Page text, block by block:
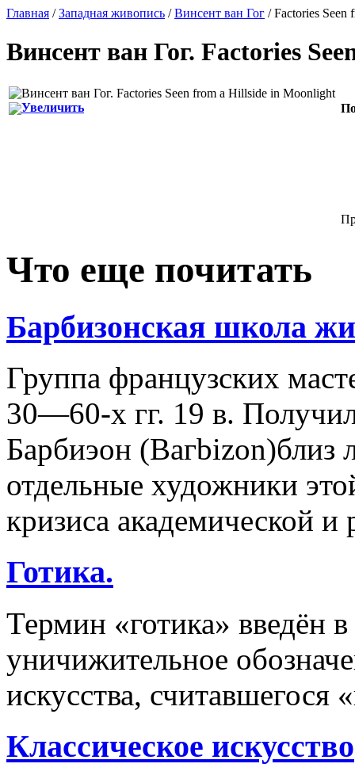
Главная /Западная живопись /Винсент ван Гог / Factories
Винсент ван Гог. Factories
Увеличить
Что еще почитать
Барбизонская школа
Группа французских
30—60-х гг. 19 в.
Барбиэон (Вагbizon)близ
отдельные художники
кризиса академической
Готика.
Термин «готика» введён
уничижительное
искусства, считавшегося
Классическое искусство